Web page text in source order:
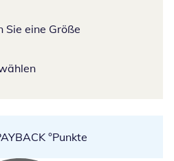
Sie eine Größe
°Punkte